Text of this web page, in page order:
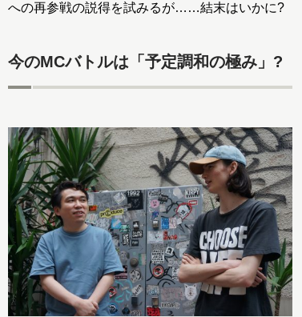
への再参戦の説得を試みるが……結末はいかに?
今のMCバトルは「予定調和の極み」?